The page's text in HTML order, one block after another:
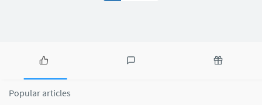
P
p
Popular articles